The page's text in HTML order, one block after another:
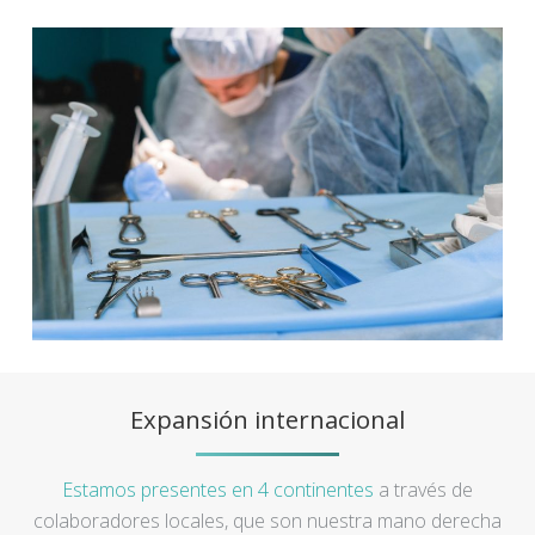
Expansión internacional
Estamos presentes en 4 continentes a través de
colaboradores locales, que son nuestra mano derecha